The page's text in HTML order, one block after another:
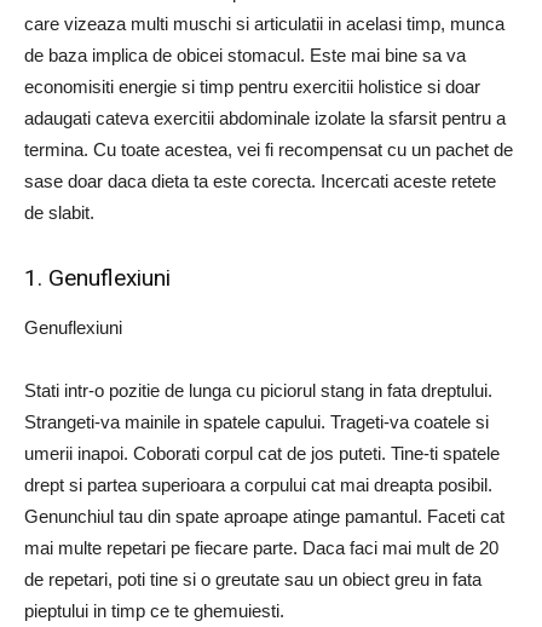
care vizeaza multi muschi si articulatii in acelasi timp, munca
de baza implica de obicei stomacul. Este mai bine sa va
economisiti energie si timp pentru exercitii holistice si doar
adaugati cateva exercitii abdominale izolate la sfarsit pentru a
termina. Cu toate acestea, vei fi recompensat cu un pachet de
sase doar daca dieta ta este corecta. Incercati aceste retete
de slabit.
1. Genuflexiuni
Genuflexiuni
Stati intr-o pozitie de lunga cu piciorul stang in fata dreptului.
Strangeti-va mainile in spatele capului. Trageti-va coatele si
umerii inapoi. Coborati corpul cat de jos puteti. Tine-ti spatele
drept si partea superioara a corpului cat mai dreapta posibil.
Genunchiul tau din spate aproape atinge pamantul. Faceti cat
mai multe repetari pe fiecare parte. Daca faci mai mult de 20
de repetari, poti tine si o greutate sau un obiect greu in fata
pieptului in timp ce te ghemuiesti.